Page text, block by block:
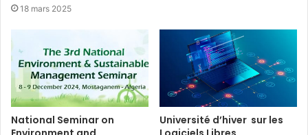
18 mars 2025
National Seminar on
Université d’hiver sur les